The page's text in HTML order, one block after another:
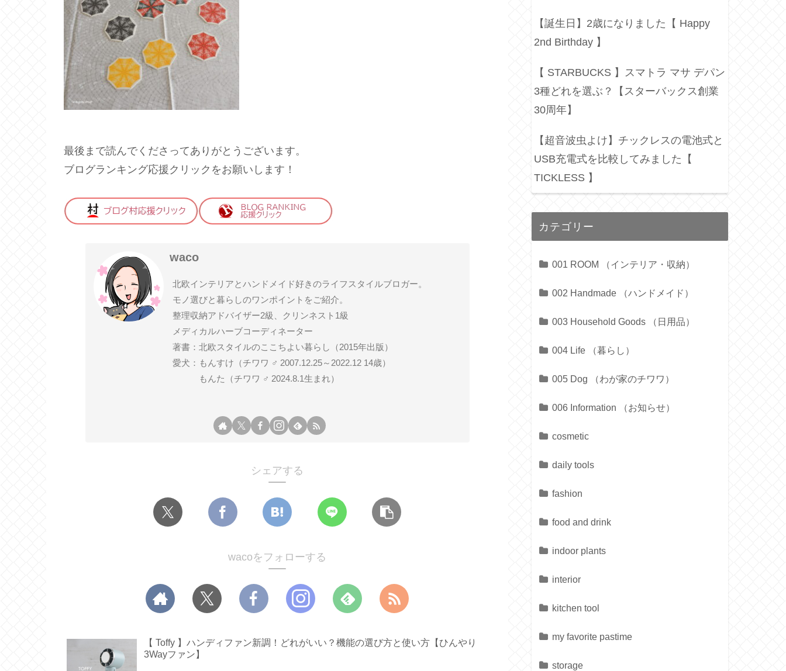
最後まで読んでくださってありがとうございます。
ブログランキング応援クリックをお願いします！
waco
北欧インテリアとハンドメイド好きのライフスタイルブロガー。
モノ選びと暮らしのワンポイントをご紹介。
整理収納アドバイザー2級、クリンネスト1級
メディカルハーブコーディネーター
著書：北欧スタイルのここちよい暮らし（2015年出版）
愛犬：もんすけ（チワワ ♂ 2007.12.25～2022.12 14歳）
もんた（チワワ ♂ 2024.8.1生まれ）
シェアする
wacoをフォローする
【 Toffy 】ハンディファン新調！どれがいい？機能の選び方と使い方【ひんやり
3Wayファン】
【誕生日】2歳になりました【 Happy
2nd Birthday 】
【 STARBUCKS 】スマトラ マサ デパン
3種どれを選ぶ？【スターバックス創業
30周年】
【超音波虫よけ】チックレスの電池式と
USB充電式を比較してみました【
TICKLESS 】
カテゴリー
001 ROOM （インテリア・収納）
002 Handmade （ハンドメイド）
003 Household Goods （日用品）
004 Life （暮らし）
005 Dog （わが家のチワワ）
006 Information （お知らせ）
cosmetic
daily tools
fashion
food and drink
indoor plants
interior
kitchen tool
my favorite pastime
storage